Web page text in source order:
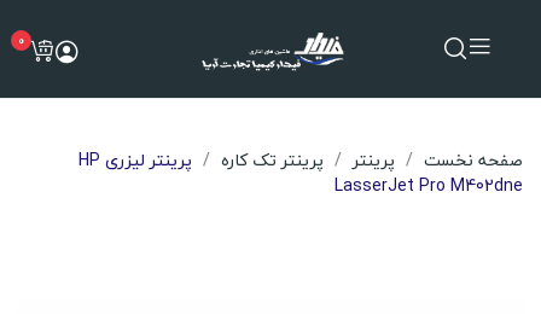
0
صفحه نخست پرینتر پرینتر تک کاره
پرینتر لیزری HP
LasserJet Pro M402dne